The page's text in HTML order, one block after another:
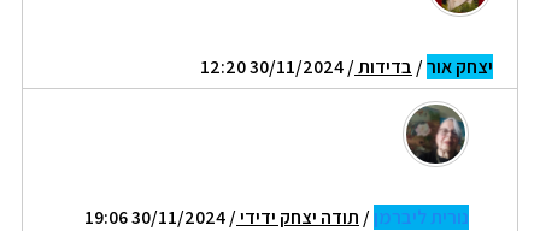
יצחק אור/ בדידות/ 30/11/2024 12:20
נורית ליברמן/ תודה יצחק ידידי/ 30/11/2024 19:06